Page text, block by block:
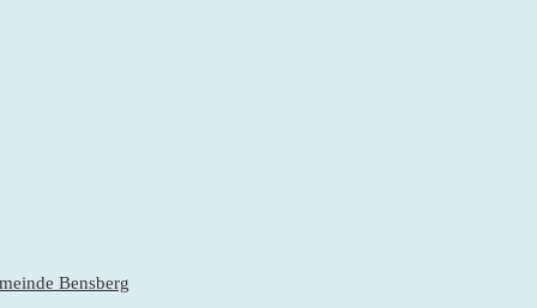
Bensberg